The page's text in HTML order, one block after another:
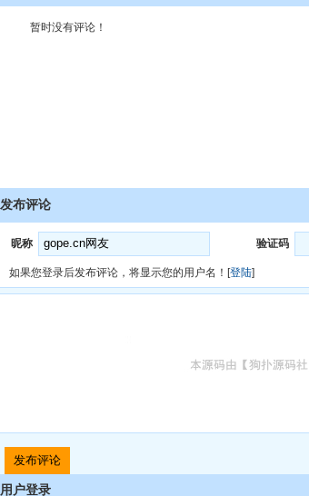
暂时没有评论！
发布评论
昵称 验证码
如果您登录后发布评论，将显示您的用户名！[登陆]
用户登录